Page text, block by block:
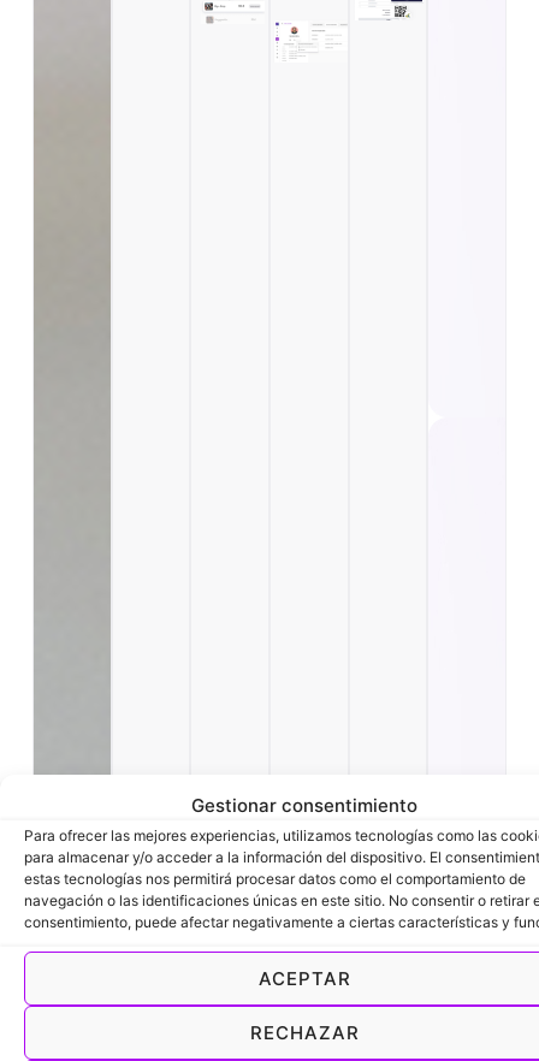
Gestionar consentimiento
Para ofrecer las mejores experiencias, utilizamos tecnologías como las
para almacenar y/o acceder a la información del dispositivo. El
estas tecnologías nos permitirá procesar datos como el comportamiento de
navegación o las identificaciones únicas en este sitio. No consentir o retirar
consentimiento, puede afectar negativamente a ciertas características y
ACEPTAR
RECHAZAR